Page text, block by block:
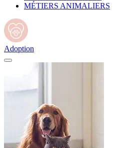
MÉTIERS ANIMALIERS
Adoption